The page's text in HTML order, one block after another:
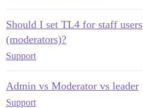
Should I set TL4 for staff users
(moderators)?
Support
Admin vs Moderator vs leader
Support